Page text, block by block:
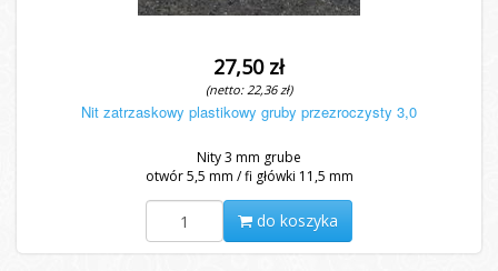
27,50 zł
(netto: 22,36 zł)
Nit zatrzaskowy plastikowy gruby przezroczysty 3,0
Nity 3 mm grube
otwór 5,5 mm / fi główki 11,5 mm
do koszyka